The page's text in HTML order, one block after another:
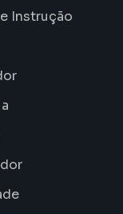
Instrução